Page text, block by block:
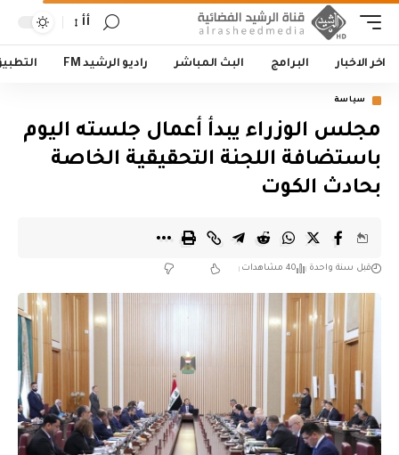
أأ
اخر الاخبار البرامج البث المباشر راديو الرشيد FM
سياسة
مجلس الوزراء يبدأ أعمال جلسته اليوم
باستضافة اللجنة التحقيقية الخاصة
بحادث الكوت
قبل سنة واحدة 40 مشاهدات